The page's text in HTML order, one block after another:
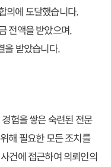
의에 도달했습니다.
전액을 받았으며,
을 받았습니다.
험을 쌓은 숙련된 전문
해 필요한 모든 조치를
건에 접근하여 의뢰인의